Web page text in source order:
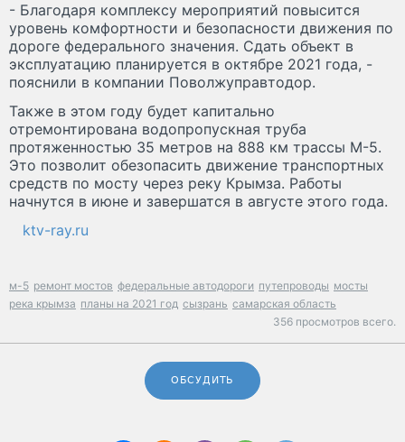
- Благодаря комплексу мероприятий повысится
уровень комфортности и безопасности движения по
дороге федерального значения. Сдать объект в
эксплуатацию планируется в октябре 2021 года, -
пояснили в компании Поволжуправтодор.
Также в этом году будет капитально
отремонтирована водопропускная труба
протяженностью 35 метров на 888 км трассы М-5.
Это позволит обезопасить движение транспортных
средств по мосту через реку Крымза. Работы
начнутся в июне и завершатся в августе этого года.
ktv-ray.ru
м-5 ремонт мостов федеральные автодороги путепроводы мосты
река крымза планы на 2021 год сызрань самарская область
356 просмотров всего.
ОБСУДИТЬ